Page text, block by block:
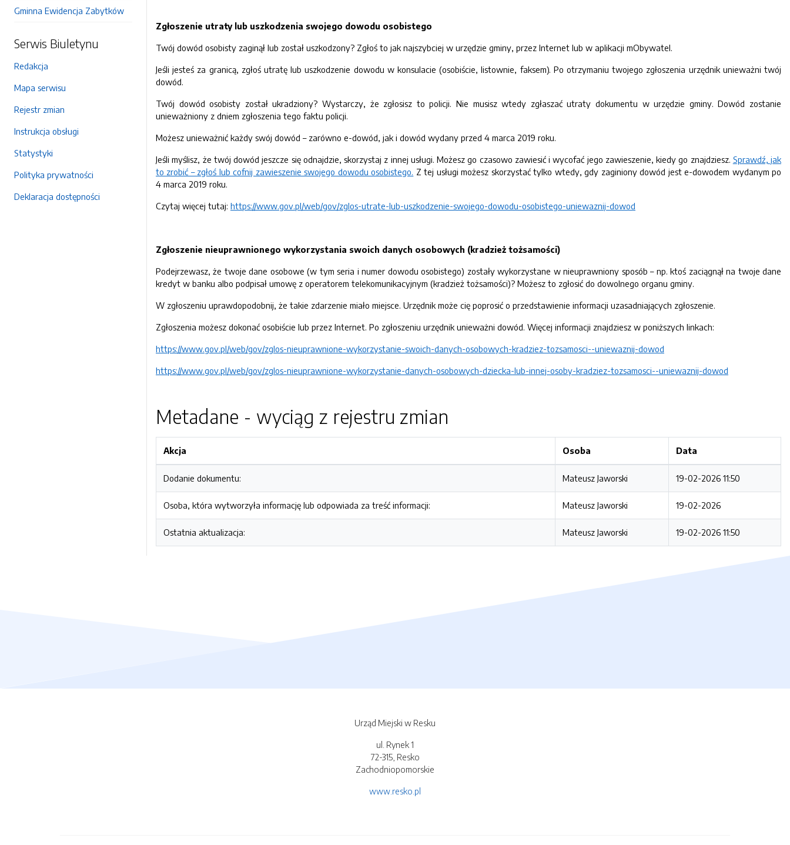
Gminna Ewidencja Zabytków
Serwis Biuletynu
Redakcja
Mapa serwisu
Rejestr zmian
Instrukcja obsługi
Statystyki
Polityka prywatności
Deklaracja dostępności
Zgłoszenie utraty lub uszkodzenia swojego dowodu osobistego
Twój dowód osobisty zaginął lub został uszkodzony? Zgłoś to jak najszybciej w urzędzie gminy, przez Internet lub w aplikacji mObywatel.
Jeśli jesteś za granicą, zgłoś utratę lub uszkodzenie dowodu w konsulacie (osobiście, listownie, faksem). Po otrzymaniu twojego zgłoszenia urzędnik unieważni twój
dowód.
Twój dowód osobisty został ukradziony? Wystarczy, że zgłosisz to policji. Nie musisz wtedy zgłaszać utraty dokumentu w urzędzie gminy. Dowód zostanie
unieważniony z dniem zgłoszenia tego faktu policji.
Możesz unieważnić każdy swój dowód – zarówno e-dowód, jak i dowód wydany przed 4 marca 2019 roku.
Jeśli myślisz, że twój dowód jeszcze się odnajdzie, skorzystaj z innej usługi. Możesz go czasowo zawiesić i wycofać jego zawieszenie, kiedy go znajdziesz. Sprawdź, jak
to zrobić – zgłoś lub cofnij zawieszenie swojego dowodu osobistego. Z tej usługi możesz skorzystać tylko wtedy, gdy zaginiony dowód jest e-dowodem wydanym po
4 marca 2019 roku.
Czytaj więcej tutaj: https://www.gov.pl/web/gov/zglos-utrate-lub-uszkodzenie-swojego-dowodu-osobistego-uniewaznij-dowod
Zgłoszenie nieuprawnionego wykorzystania swoich danych osobowych (kradzież tożsamości)
Podejrzewasz, że twoje dane osobowe (w tym seria i numer dowodu osobistego) zostały wykorzystane w nieuprawniony sposób – np. ktoś zaciągnął na twoje dane
kredyt w banku albo podpisał umowę z operatorem telekomunikacyjnym (kradzież tożsamości)? Możesz to zgłosić do dowolnego organu gminy.
W zgłoszeniu uprawdopodobnij, że takie zdarzenie miało miejsce. Urzędnik może cię poprosić o przedstawienie informacji uzasadniających zgłoszenie.
Zgłoszenia możesz dokonać osobiście lub przez Internet. Po zgłoszeniu urzędnik unieważni dowód. Więcej informacji znajdziesz w poniższych linkach:
https://www.gov.pl/web/gov/zglos-nieuprawnione-wykorzystanie-swoich-danych-osobowych-kradziez-tozsamosci--uniewaznij-dowod
https://www.gov.pl/web/gov/zglos-nieuprawnione-wykorzystanie-danych-osobowych-dziecka-lub-innej-osoby-kradziez-tozsamosci--uniewaznij-dowod
Metadane - wyciąg z rejestru zmian
Akcja Osoba Data
Dodanie dokumentu: Mateusz Jaworski 19-02-2026 11:50
Osoba, która wytworzyła informację lub odpowiada za treść informacji: Mateusz Jaworski 19-02-2026
Ostatnia aktualizacja: Mateusz Jaworski 19-02-2026 11:50
Urząd Miejski w Resku
ul. Rynek 1
72-315, Resko
Zachodniopomorskie
www.resko.pl